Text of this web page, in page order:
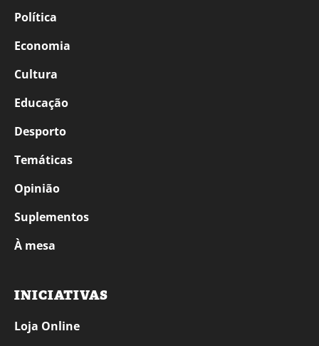
Política
Economia
Cultura
Educação
Desporto
Temáticas
Opinião
Suplementos
À mesa
INICIATIVAS
Loja Online